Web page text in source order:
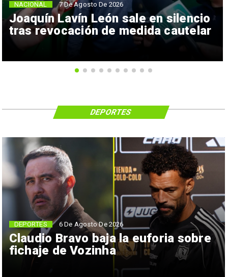
Joaquín Lavín León sale en silencio
tras revocación de medida cautelar
NACIONAL 7 De Agosto De 2026
Claudio Bravo baja la euforia sobre
fichaje de Vozinha
DEPORTES 6 De Agosto De 2026
DEPORTES